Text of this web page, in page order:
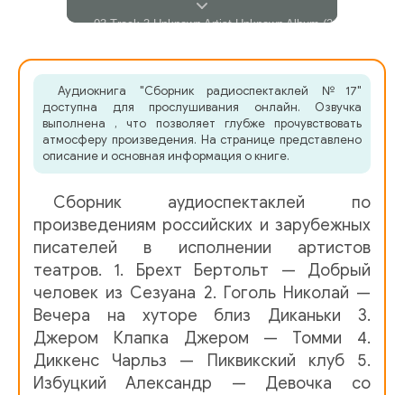
03 Track 3 Unknown Artist Unknown Album (22.12.2002 2-
04 Track 4 Unknown Artist Unknown Album (22.12.2002 2-
5
6
8
Брукнер Фердинанд - Наполеон ПервыйБрукнер
Брукнер Фердинанд - Наполеон Первый 02
Гоголь Николай - Вечера на хуторе близ Диканьки
Джером К. Джером – Томми
Аудиокнига "Сборник радиоспектаклей №17"
доступна для прослушивания онлайн. Озвучка
выполнена , что позволяет глубже прочувствовать
атмосферу произведения. На странице представлено
описание и основная информация о книге.
Сборник аудиоспектаклей по
произведениям российских и зарубежных
писателей в исполнении артистов
театров. 1. Брехт Бертольт — Добрый
человек из Сезуана 2. Гоголь Николай —
Вечера на хуторе близ Диканьки 3.
Джером Клапка Джером — Томми 4.
Диккенс Чарльз — Пиквикский клуб 5.
Избуцкий Александр — Девочка со